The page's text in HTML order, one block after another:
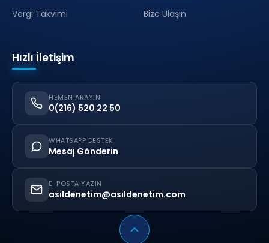
Vergi Takvimi
Bize Ulaşın
Hızlı İletişim
HEMEN ARAYIN
0(216) 520 22 50
WHATSAPP DESTEK
Mesaj Gönderin
E-POSTA YAZIN
asildenetim@asildenetim.com